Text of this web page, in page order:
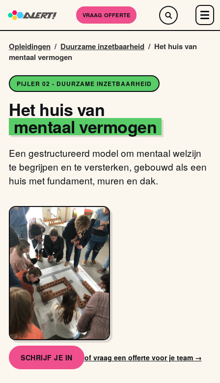
VRAAG OFFERTE
Opleidingen / Duurzame inzetbaarheid / Het huis van
mentaal vermogen
PIJLER 02 - DUURZAME INZETBAARHEID
Het huis van
mentaal vermogen
Een gestructureerd model om mentaal welzijn
te begrijpen en te versterken, gebouwd als een
huis met fundament, muren en dak.
SCHRIJF JE IN of vraag een offerte voor je team →